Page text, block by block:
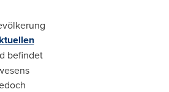
befindet